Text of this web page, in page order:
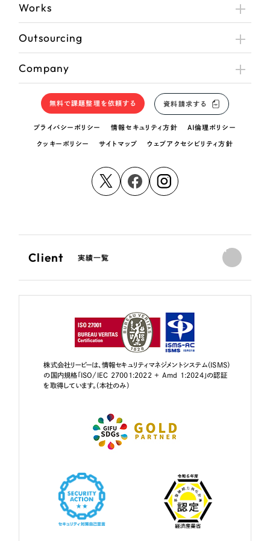
Works
Outsourcing
Company
無料で課題整理を依頼する 資料請求する
プライバシーポリシー 情報セキュリティ方針 AI倫理ポリシー
クッキーポリシー サイトマップ ウェブアクセシビリティ方針
Client 実績一覧
株式会社リーピーは、情報セキュリティマネジメントシステム（ISMS）
の国内規格「ISO/IEC 27001:2022 + Amd 1:2024」の認証
を取得しています。（本社のみ）